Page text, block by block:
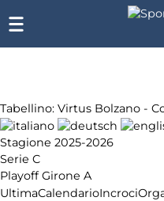
Tabellino: Virtus Bolzano -
Stagione 2025-2026
Serie C
Playoff Girone A
UltimaCalendarioIncroci
Chi
siamo
Affiliazione